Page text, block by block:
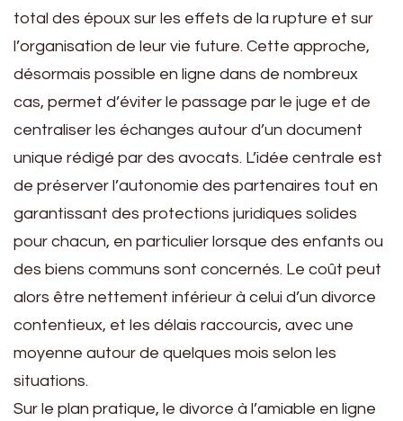
total des époux sur les effets de la rupture et sur
l’organisation de leur vie future. Cette approche,
désormais possible en ligne dans de nombreux
cas, permet d’éviter le passage par le juge et de
centraliser les échanges autour d’un document
unique rédigé par des avocats. L’idée centrale est
de préserver l’autonomie des partenaires tout en
garantissant des protections juridiques solides
pour chacun, en particulier lorsque des enfants ou
des biens communs sont concernés. Le coût peut
alors être nettement inférieur à celui d’un divorce
contentieux, et les délais raccourcis, avec une
moyenne autour de quelques mois selon les
situations.
Sur le plan pratique, le divorce à l’amiable en ligne